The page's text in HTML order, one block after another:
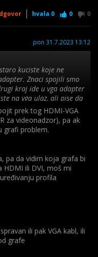
hvala 0 0 0
pon 31.7.2023 13:12
kuciste koje ne
Znaci spojili smo
kraj ide u vga adapter
na vga ulaz, ali pise da
D-SUB ulaz, ali svaki put
kabel za struju, nego
u cemu je problem?
prek tog HDMI-VGA
za videonadzor), pa ak
grafi problem.
pa da vidim koja grafa bi
HDMI ili DVI, moš mi
profila
ili pak VGA kabl, ili
grafe